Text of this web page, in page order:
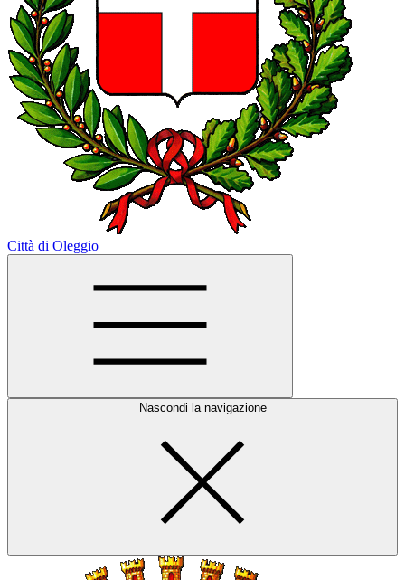
Città di Oleggio
Nascondi la navigazione